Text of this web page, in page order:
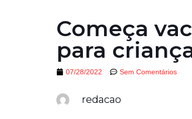
Começa
para
07/28/2022 Sem Comentários
redacao